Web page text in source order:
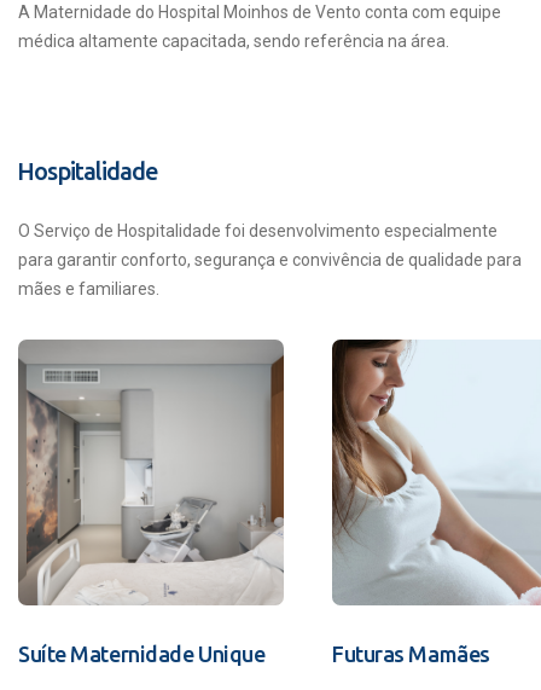
A Maternidade do Hospital Moinhos de Vento conta com equipe
médica altamente capacitada, sendo referência na área.
Hospitalidade
O Serviço de Hospitalidade foi desenvolvimento especialmente
para garantir conforto, segurança e convivência de qualidade para
mães e familiares.
Suíte Maternidade Unique Futuras Mamães